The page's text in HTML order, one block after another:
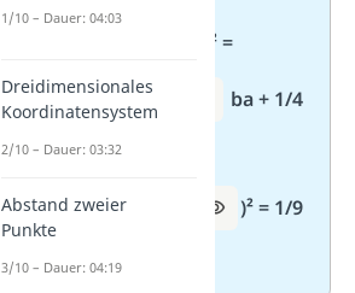
+ 1/2 b)² =
1/4 a² + 1/2
ba + 1/4
b²
8. ( 1/3 m
)² = 1/9
1/10 – Dauer: 04:03
Dreidimensionales
Koordinatensystem
2/10 – Dauer: 03:32
Abstand zweier
Punkte
3/10 – Dauer: 04:19